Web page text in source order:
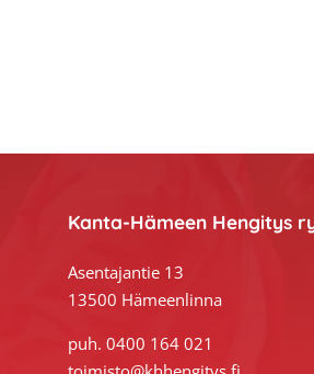
Kanta-Hämeen Hengitys
Asentajantie 13
13500 Hämeenlinna
puh. 0400 164 021